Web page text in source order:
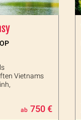
Vietnams
ab 750 €